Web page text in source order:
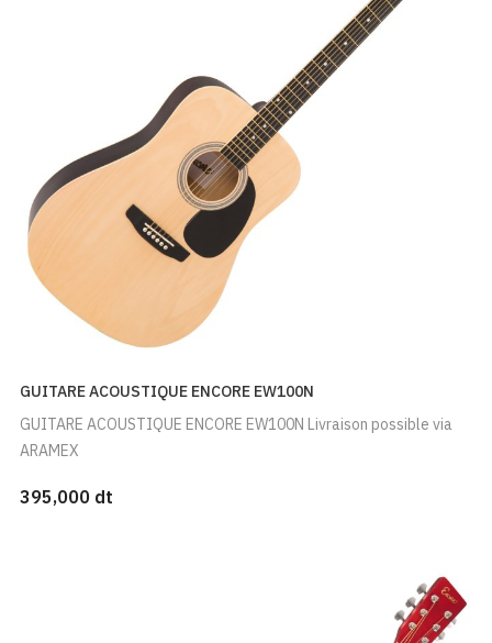
GUITARE ACOUSTIQUE ENCORE EW100N
GUITARE ACOUSTIQUE ENCORE EW100N Livraison possible via
ARAMEX
395,000 dt